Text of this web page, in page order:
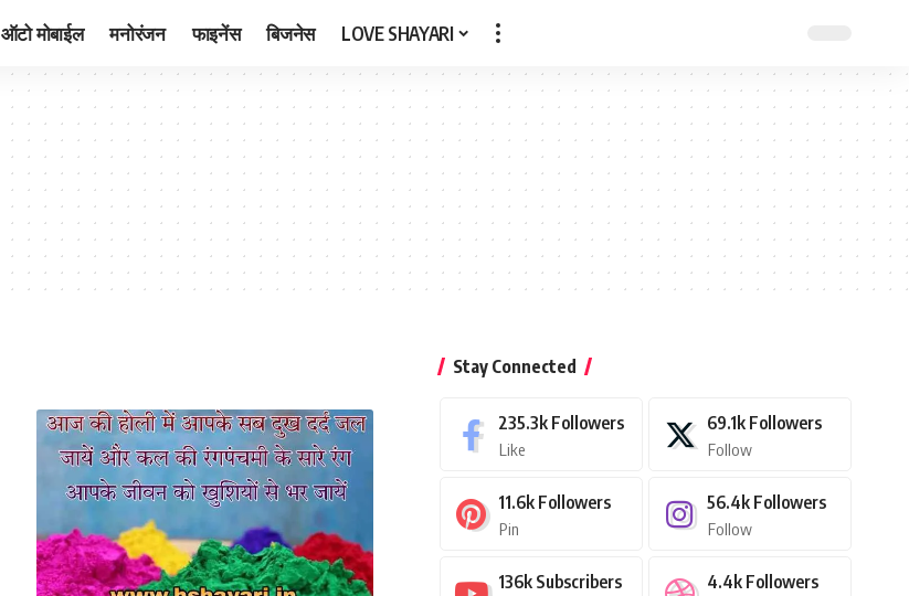
ऑटो मोबाईल मनोरंजन फाइनेंस बिजनेस LOVE SHAYARI
Stay Connected
235.3k Followers
Like
69.1k Followers
Follow
11.6k Followers
Pin
56.4k Followers
Follow
136k Subscribers 4.4k Followers